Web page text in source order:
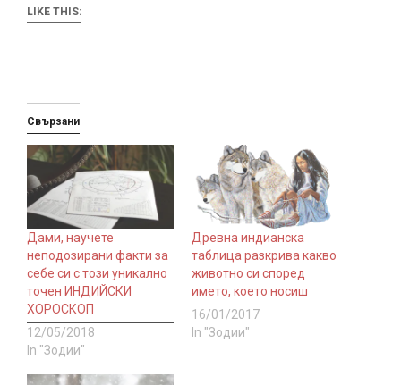
LIKE THIS:
Свързани
Дами, научете
неподозирани факти за
себе си с този уникално
точен ИНДИЙСКИ
ХОРОСКОП
12/05/2018
In "Зодии"
Древна индианска
таблица разкрива какво
животно си според
името, което носиш
16/01/2017
In "Зодии"